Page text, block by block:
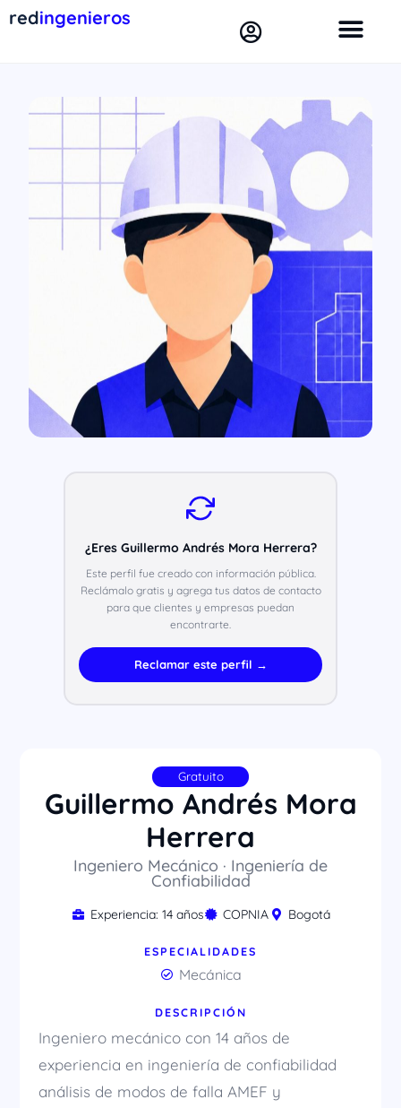
redingenieros
¿Eres Guillermo Andrés Mora Herrera?
Este perfil fue creado con información pública.
Reclámalo gratis y agrega tus datos de contacto
para que clientes y empresas puedan
encontrarte.
Reclamar este perfil →
Gratuito
Guillermo Andrés Mora
Herrera
Ingeniero Mecánico · Ingeniería de
Confiabilidad
Experiencia: 14 años COPNIA Bogotá
ESPECIALIDADES
Mecánica
DESCRIPCIÓN
Ingeniero mecánico con 14 años de
experiencia en ingeniería de confiabilidad
análisis de modos de falla AMEF y